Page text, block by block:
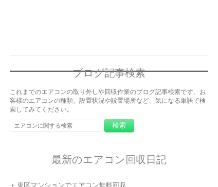
ブログ記事検索
これまでのエアコンの取り外しや回収作業のブログ記事検索です、お
客様のエアコンの種類、設置状況や設置場所など、気になる単語で検
索してみてください。
最新のエアコン回収日記
東区マンションでエアコン無料回収